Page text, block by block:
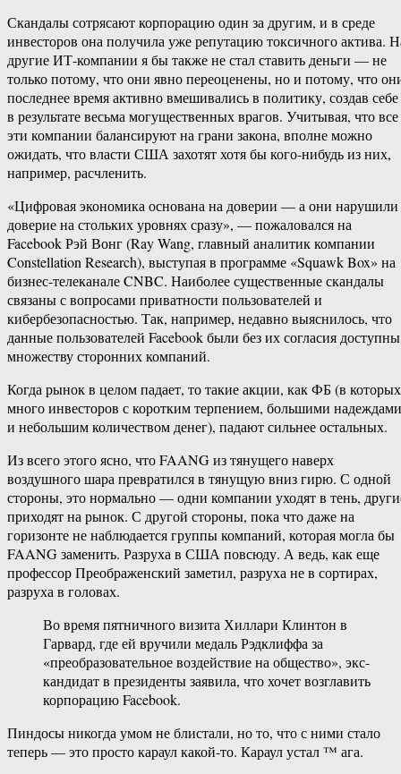
Скандалы сотрясают корпорацию один за другим, и в среде
инвесторов она получила уже репутацию токсичного актива.
другие ИТ-компании я бы также не стал ставить деньги — не
только потому, что они явно переоценены, но и потому, что
последнее время активно вмешивались в политику, создав себе
в результате весьма могущественных врагов. Учитывая, что все
эти компании балансируют на грани закона, вполне можно
ожидать, что власти США захотят хотя бы кого-нибудь из них,
например, расчленить.
«Цифровая экономика основана на доверии — а они нарушили
доверие на стольких уровнях сразу», — пожаловался на
Facebook Рэй Вонг (Ray Wang, главный аналитик компании
Constellation Research), выступая в программе «Squawk Box» на
бизнес-телеканале CNBC. Наиболее существенные скандалы
связаны с вопросами приватности пользователей и
кибербезопасностью. Так, например, недавно выяснилось, что
данные пользователей Facebook были без их согласия доступны
множеству сторонних компаний.
Когда рынок в целом падает, то такие акции, как ФБ (в которых
много инвесторов с коротким терпением, большими надеждами
и небольшим количеством денег), падают сильнее остальных.
Из всего этого ясно, что FAANG из тянущего наверх
воздушного шара превратился в тянущую вниз гирю. С одной
стороны, это нормально — одни компании уходят в тень,
приходят на рынок. С другой стороны, пока что даже на
горизонте не наблюдается группы компаний, которая могла бы
FAANG заменить. Разруха в США повсюду. А ведь, как еще
профессор Преображенский заметил, разруха не в сортирах,
разруха в головах.
Во время пятничного визита Хиллари Клинтон в
Гарвард, где ей вручили медаль Рэдклиффа за
«преобразовательное воздействие на общество», экс-
кандидат в президенты заявила, что хочет возглавить
корпорацию Facebook.
Пиндосы никогда умом не блистали, но то, что с ними стало
теперь — это просто караул какой-то. Караул устал ™ ага.